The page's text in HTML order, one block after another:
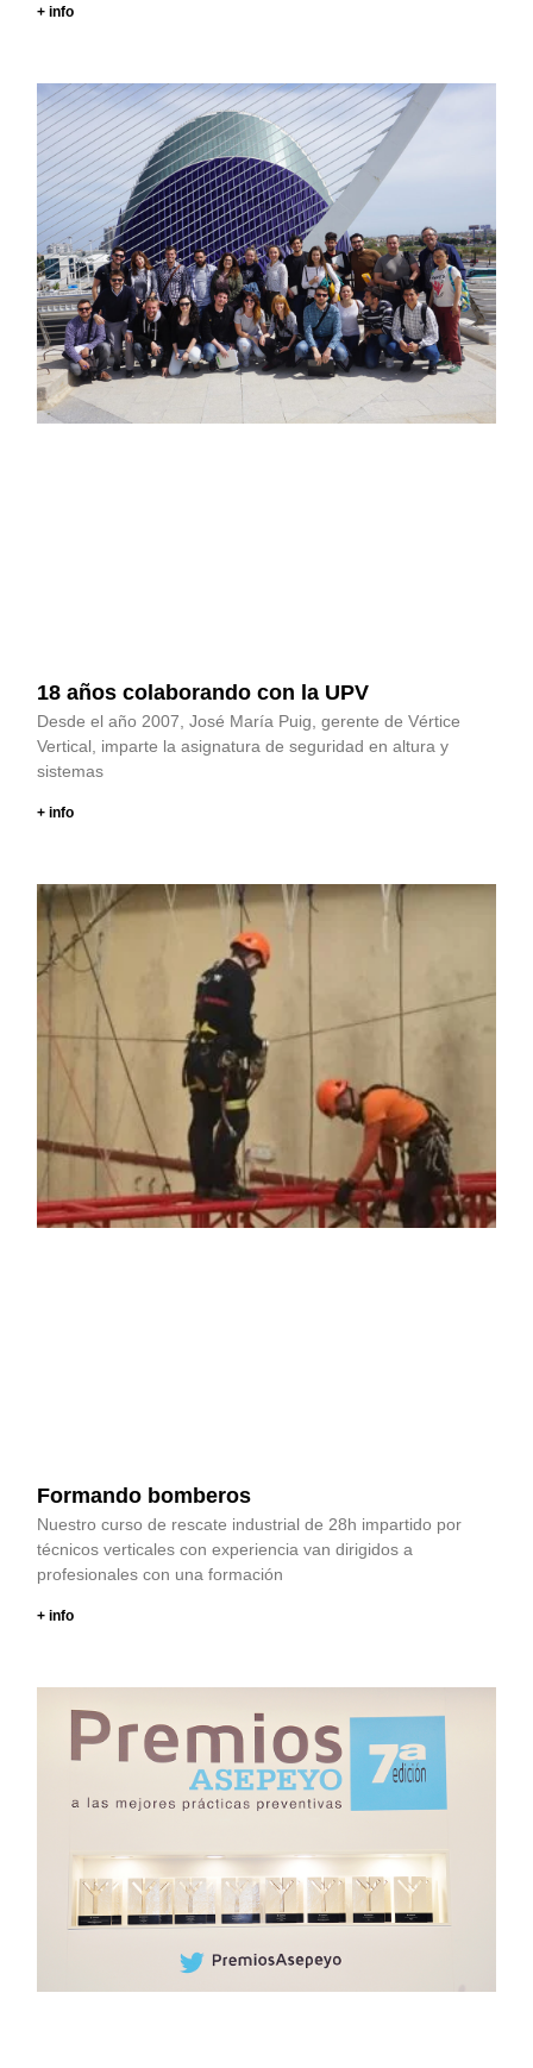
+ info
18 años colaborando con la UPV
Desde el año 2007, José María Puig, gerente de Vértice
Vertical, imparte la asignatura de seguridad en altura y
sistemas
+ info
Formando bomberos
Nuestro curso de rescate industrial de 28h impartido por
técnicos verticales con experiencia van dirigidos a
profesionales con una formación
+ info